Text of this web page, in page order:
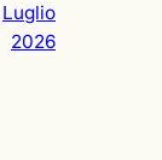
Luglio
2026